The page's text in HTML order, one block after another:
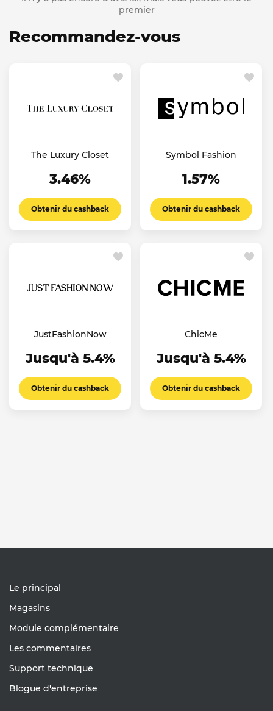
premier
Recommandez-vous
The Luxury Closet
3.46%
Obtenir du cashback
Symbol Fashion
1.57%
Obtenir du cashback
JustFashionNow
Jusqu'à 5.4%
Obtenir du cashback
ChicMe
Jusqu'à 5.4%
Obtenir du cashback
Le principal
Magasins
Module complémentaire
Les commentaires
Support technique
Blogue d'entreprise